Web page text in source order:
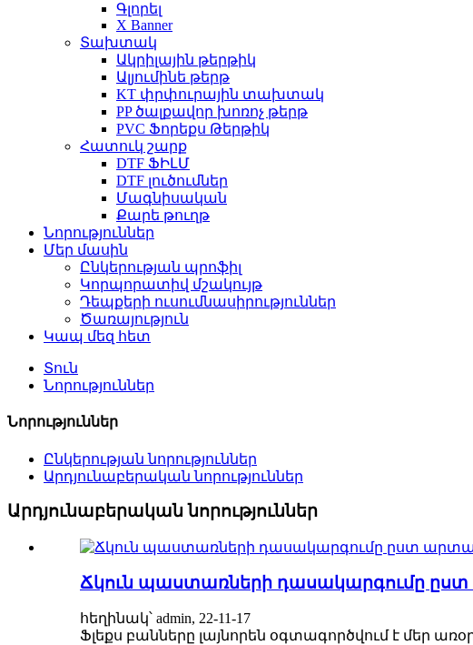
Գլորել
X Banner
Տախտակ
Ակրիլային թերթիկ
Ալյումինե թերթ
KT փրփուրային տախտակ
PP ծալքավոր խոռոչ թերթ
PVC Ֆորեքս Թերթիկ
Հատուկ շարք
DTF ՖԻԼՄ
DTF լուծումներ
Մագնիսական
Քարե թուղթ
Նորություններ
Մեր մասին
Ընկերության պրոֆիլ
Կորպորատիվ մշակույթ
Դեպքերի ուսումնասիրություններ
Ծառայություն
Կապ մեզ հետ
Տուն
Նորություններ
Նորություններ
Ընկերության նորություններ
Արդյունաբերական նորություններ
Արդյունաբերական նորություններ
Ճկուն պաստառների դասակարգումը ըստ
հեղինակ՝ admin, 22-11-17
Ֆլեքս բանները լայնորեն օգտագործվում է մեր